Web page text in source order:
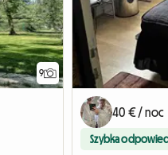
9
40 € / noc
Szybka